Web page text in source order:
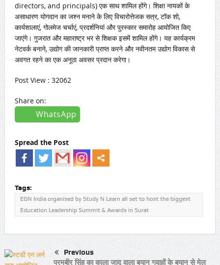
directors, and principals) एक साथ शामिल होंगे। शिक्षा नायकों के
असाधारण योगदान का जश्न मनाने के लिए विचारोत्तेजक सत्र, टॉक शो,
कार्यशालाएं, गोलमेज चर्चाएं, प्रदर्शनियां और पुरस्कार समारोह आयोजित किए
जाएंगे। गुजरात और महाराष्ट्र भर से शिक्षक इसमें शामिल होंगे। यह कार्यक्रम
नेटवर्क बनाने, उद्योग की जानकारी प्राप्त करने और नवीनतम उद्योग विकास से
अवगत रहने का एक अनूठा अवसर प्रदान करेगा।
Post View : 32062
Share on:
WhatsApp
Spread the Post
Tags:
EGN India organised by Study N Learn all set to host the biggest
Education Leadership Summit & Awards in Surat
Previous
परमबीर सिंह का काला जादू वाला बयान गवाहों के बयान से मेल